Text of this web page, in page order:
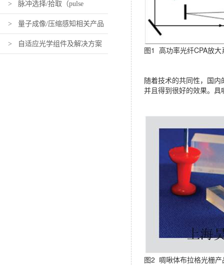
组件
及组件
> 脉冲选择/拾取（pulse
picking）系统及组件
> 量子成像/压缩感知相关产品
> 自适应光学组件及解决方案
图1 高功率光纤CPA放
随着技术的共同性，国
并且得到很好的效果。
图2 啁啾体布拉格光栅产